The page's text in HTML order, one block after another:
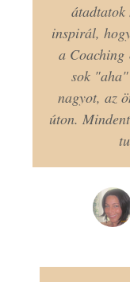
átadtatok
inspirál,
a Coaching
sok
nagyot, az
úton.